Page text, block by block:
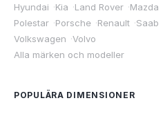
Hyundai ·Kia ·Land Rover ·Mazda
Polestar ·Porsche ·Renault ·Saab
Volkswagen ·Volvo
Alla märken och modeller
POPULÄRA DIMENSIONER